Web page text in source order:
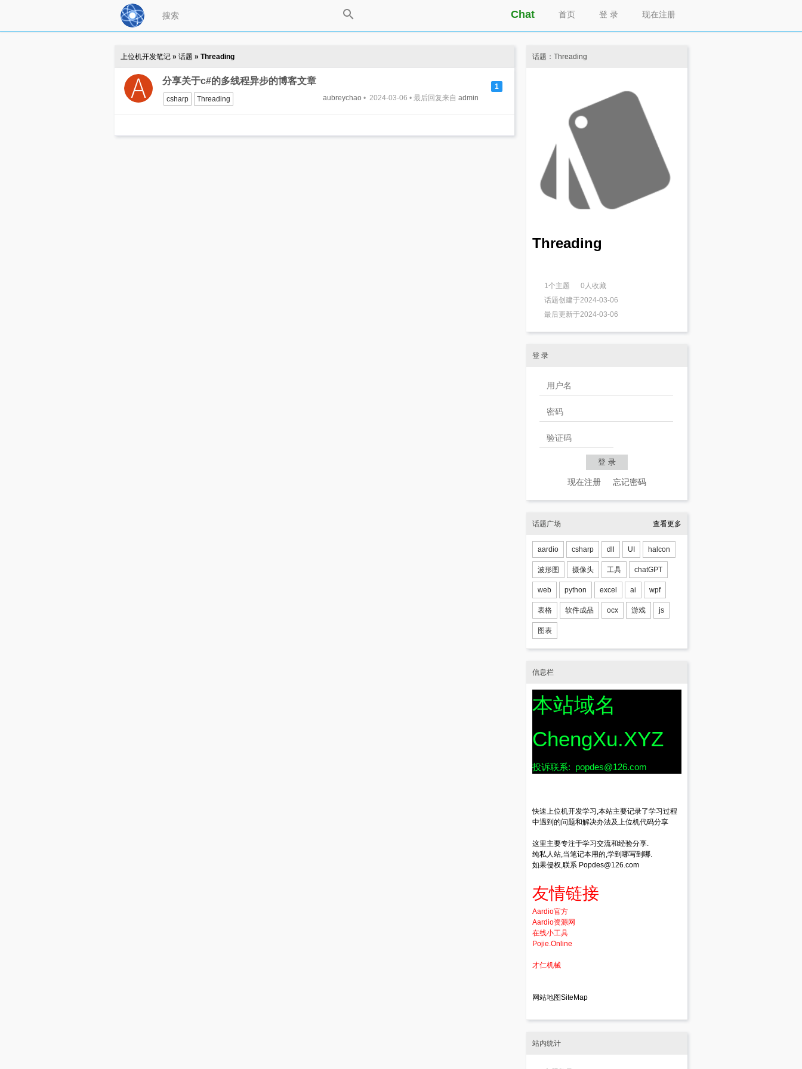
现在注册
登 录
首页
Chat
上位机开发笔记 » 话题 » Threading
分享关于c#的多线程异步的博客文章
csharp Threading aubreychao • 2024-03-06 • 最后回复来自 admin
1
话题：Threading
Threading
1个主题 0人收藏
话题创建于2024-03-06
最后更新于2024-03-06
登 录
现在注册 忘记密码
话题广场 查看更多
aardio csharp dll UI halcon
波形图 摄像头 工具 chatGPT
web python excel ai wpf
表格 软件成品 ocx 游戏 js
图表
信息栏
本站域名
ChengXu.XYZ
投诉联系: popdes@126.com
快速上位机开发学习,本站主要记录了学习过程
中遇到的问题和解决办法及上位机代码分享
这里主要专注于学习交流和经验分享.
纯私人站,当笔记本用的,学到哪写到哪.
如果侵权,联系 Popdes@126.com
友情链接
Aardio官方
Aardio资源网
在线小工具
Pojie.Online
才仁机械
网站地图SiteMap
站内统计